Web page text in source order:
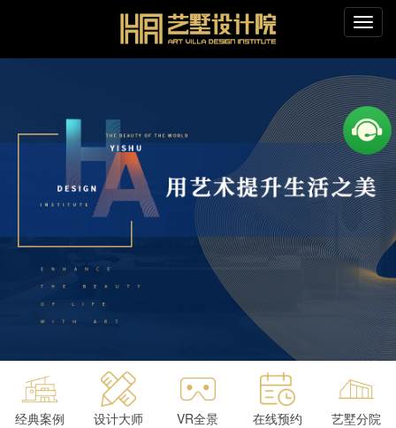
经典案例 设计大师 VR全景 在线预约 艺墅分院